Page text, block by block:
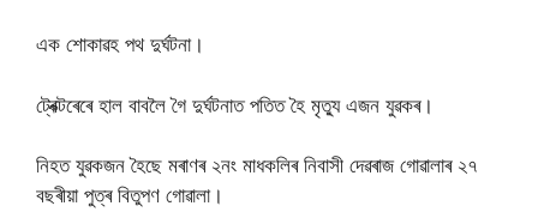
এক শোকাৱহ পথ দুৰ্ঘটনা।
ট্ৰেক্টৰেৰে হাল বাবলৈ গৈ দুৰ্ঘটনাত পতিত হৈ মৃত্যু এজন যুৱকৰ।
নিহত যুৱকজন হৈছে মৰাণৰ ২নং মাধকলিৰ নিবাসী দেৱৰাজ গোৱালাৰ ২৭
বছৰীয়া পুত্ৰ বিতুপণ গোৱালা।